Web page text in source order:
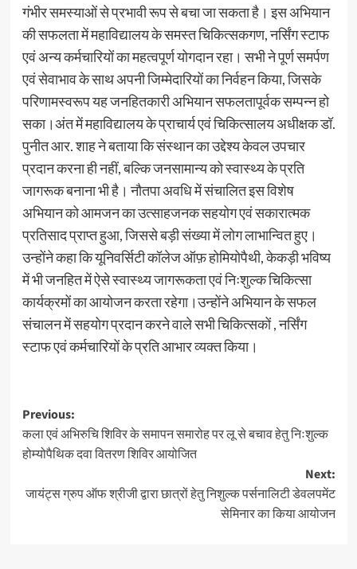
गंभीर समस्याओं से प्रभावी रूप से बचा जा सकता है। इस अभियान
की सफलता में महाविद्यालय के समस्त चिकित्सकगण, नर्सिंग स्टाफ
एवं अन्य कर्मचारियों का महत्वपूर्ण योगदान रहा। सभी ने पूर्ण समर्पण
एवं सेवाभाव के साथ अपनी जिम्मेदारियों का निर्वहन किया, जिसके
परिणामस्वरूप यह जनहितकारी अभियान सफलतापूर्वक सम्पन्न हो
सका।अंत में महाविद्यालय के प्राचार्य एवं चिकित्सालय अधीक्षक डॉ.
पुनीत आर. शाह ने बताया कि संस्थान का उद्देश्य केवल उपचार
प्रदान करना ही नहीं, बल्कि जनसामान्य को स्वास्थ्य के प्रति
जागरूक बनाना भी है। नौतपा अवधि में संचालित इस विशेष
अभियान को आमजन का उत्साहजनक सहयोग एवं सकारात्मक
प्रतिसाद प्राप्त हुआ, जिससे बड़ी संख्या में लोग लाभान्वित हुए।
उन्होंने कहा कि यूनिवर्सिटी कॉलेज ऑफ़ होमियोपैथी, केकड़ी भविष्य
में भी जनहित में ऐसे स्वास्थ्य जागरूकता एवं निःशुल्क चिकित्सा
कार्यक्रमों का आयोजन करता रहेगा।उन्होंने अभियान के सफल
संचालन में सहयोग प्रदान करने वाले सभी चिकित्सकों , नर्सिंग
स्टाफ एवं कर्मचारियों के प्रति आभार व्यक्त किया।
Previous:
कला एवं अभिरुचि शिविर के समापन समारोह पर लू से बचाव हेतु निःशुल्क
होम्योपैथिक दवा वितरण शिविर आयोजित
Next:
जायंट्स ग्रुप ऑफ श्रीजी द्वारा छात्रों हेतु निशुल्क पर्सनालिटी डेवलपमेंट
सेमिनार का किया आयोजन